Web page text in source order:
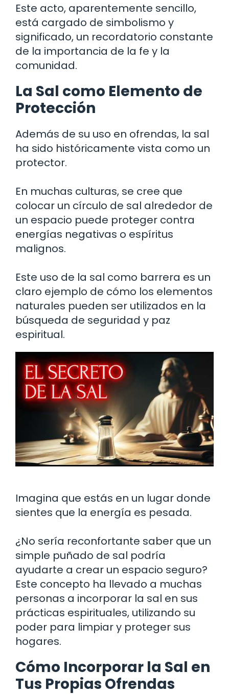
Este acto, aparentemente sencillo,
está cargado de simbolismo y
significado, un recordatorio constante
de la importancia de la fe y la
comunidad.
La Sal como Elemento de
Protección
Además de su uso en ofrendas, la sal
ha sido históricamente vista como un
protector.
En muchas culturas, se cree que
colocar un círculo de sal alrededor de
un espacio puede proteger contra
energías negativas o espíritus
malignos.
Este uso de la sal como barrera es un
claro ejemplo de cómo los elementos
naturales pueden ser utilizados en la
búsqueda de seguridad y paz
espiritual.
Imagina que estás en un lugar donde
sientes que la energía es pesada.
¿No sería reconfortante saber que un
simple puñado de sal podría
ayudarte a crear un espacio seguro?
Este concepto ha llevado a muchas
personas a incorporar la sal en sus
prácticas espirituales, utilizando su
poder para limpiar y proteger sus
hogares.
Cómo Incorporar la Sal en
Tus Propias Ofrendas